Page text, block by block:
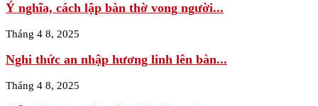
Ý nghĩa, cách lập bàn thờ vong người...
Tháng 4 8, 2025
Nghi thức an nhập hương linh lên bàn...
Tháng 4 8, 2025